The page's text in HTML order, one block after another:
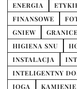
ENERGIA
FINANSOWE
GNIEW
HIGIENA SNU
INSTALACJA
INTELIGENTNY
JOGA
KAMIENIE